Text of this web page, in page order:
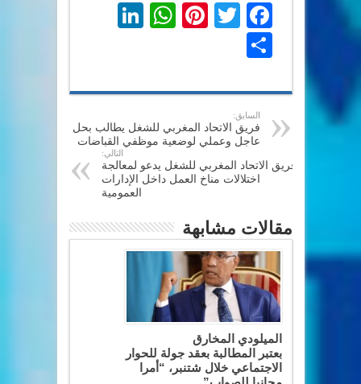
Facebook
Twitter
Pinterest
WhatsApp
السابق:
فريق الاتحاد المغربي للشغل يطالب بحل
عاجل وعملي لوضعية موظفي القباضات
التالي:
فريق الاتحاد المغربي للشغل يدعو لمعالجة
اختلالات مناخ العمل داخل الإدارات
العمومية
مقالات مشابهة
الميلودي المخارق
بعتبر المطالبة بعقد جولة للحوار
الاجتماعي خلال شتنبر، “أمرا